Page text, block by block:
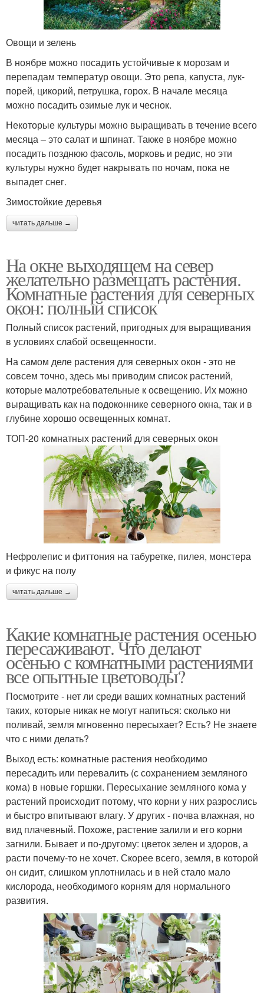
Овощи и зелень
В ноябре можно посадить устойчивые к морозам и
перепадам температур овощи. Это репа, капуста, лук-
порей, цикорий, петрушка, горох. В начале месяца
можно посадить озимые лук и чеснок.
Некоторые культуры можно выращивать в течение всего
месяца – это салат и шпинат. Также в ноябре можно
посадить позднюю фасоль, морковь и редис, но эти
культуры нужно будет накрывать по ночам, пока не
выпадет снег.
Зимостойкие деревья
читать дальше →
На окне выходящем на север
желательно размещать растения.
Комнатные растения для северных
окон: полный список
Полный список растений, пригодных для выращивания
в условиях слабой освещенности.
На самом деле растения для северных окон - это не
совсем точно, здесь мы приводим список растений,
которые малотребовательные к освещению. Их можно
выращивать как на подоконнике северного окна, так и в
глубине хорошо освещенных комнат.
ТОП-20 комнатных растений для северных окон
Нефролепис и фиттония на табуретке, пилея, монстера
и фикус на полу
читать дальше →
Какие комнатные растения осенью
пересаживают. Что делают
осенью с комнатными растениями
все опытные цветоводы?
Посмотрите - нет ли среди ваших комнатных растений
таких, которые никак не могут напиться: сколько ни
поливай, земля мгновенно пересыхает? Есть? Не знаете
что с ними делать?
Выход есть: комнатные растения необходимо
пересадить или перевалить (с сохранением земляного
кома) в новые горшки. Пересыхание земляного кома у
растений происходит потому, что корни у них разрослись
и быстро впитывают влагу. У других - почва влажная, но
вид плачевный. Похоже, растение залили и его корни
загнили. Бывает и по-другому: цветок зелен и здоров, а
расти почему-то не хочет. Скорее всего, земля, в которой
он сидит, слишком уплотнилась и в ней стало мало
кислорода, необходимого корням для нормального
развития.